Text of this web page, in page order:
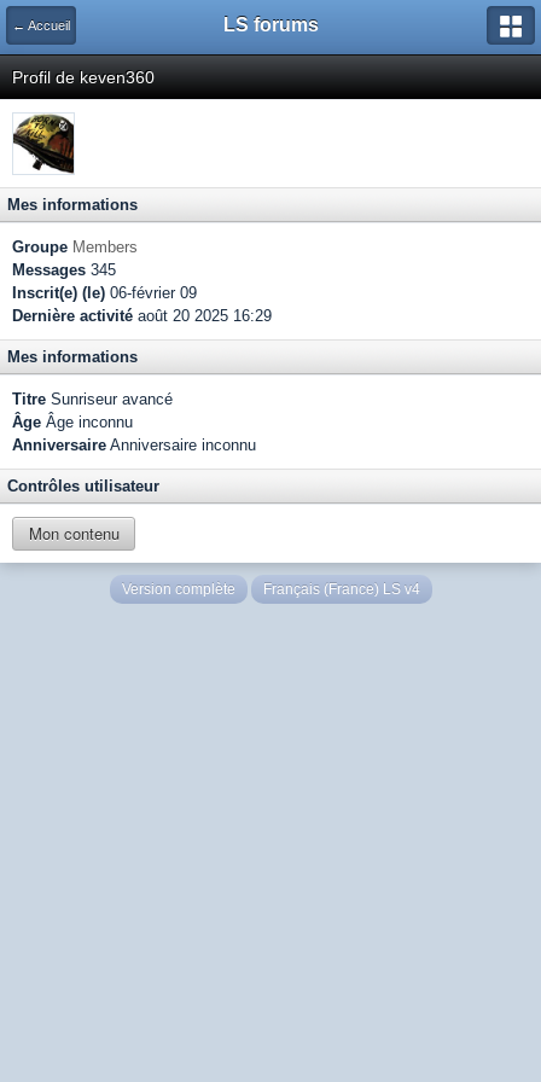
← Accueil LS forums
Profil de keven360
Mes informations
Groupe Members
Messages 345
Inscrit(e) (le) 06-février 09
Dernière activité août 20 2025 16:29
Mes informations
Titre Sunriseur avancé
Âge Âge inconnu
Anniversaire Anniversaire inconnu
Contrôles utilisateur
Mon contenu
Version complète Français (France) LS v4